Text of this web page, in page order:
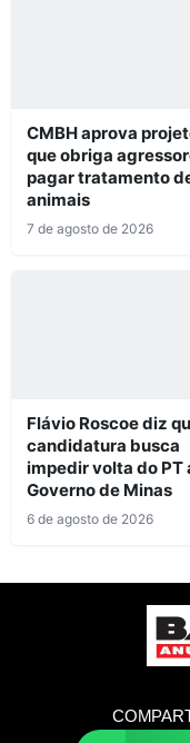
CMBH aprova
que obriga
pagar tratamento
animais
7 de agosto de 2026
Flávio Roscoe diz
candidatura busca
impedir volta do PT
Governo de Minas
6 de agosto de 2026